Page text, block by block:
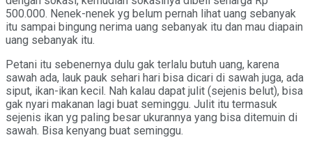
500.000. Nenek-nenek yg belum pernah lihat uang sebanyak
itu sampai bingung nerima uang sebanyak itu dan mau diapain
uang sebanyak itu.
Petani itu sebenernya dulu gak terlalu butuh uang, karena
sawah ada, lauk pauk sehari hari bisa dicari di sawah juga, ada
siput, ikan-ikan kecil. Nah kalau dapat julit (sejenis belut), bisa
gak nyari makanan lagi buat seminggu. Julit itu termasuk
sejenis ikan yg paling besar ukurannya yang bisa ditemuin di
sawah. Bisa kenyang buat seminggu.